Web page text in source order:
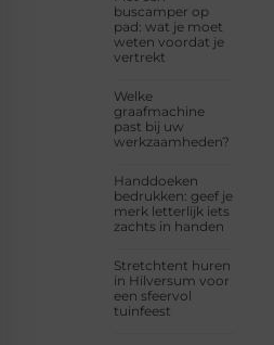
buscamper op
pad: wat je moet
weten voordat je
vertrekt
Welke
graafmachine
past bij uw
werkzaamheden?
Handdoeken
bedrukken: geef je
merk letterlijk iets
zachts in handen
Stretchtent huren
in Hilversum voor
een sfeervol
tuinfeest